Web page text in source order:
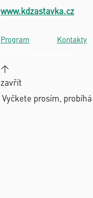
www.kdzastavka.cz
Program Kontakty
↑
zavřít
Vyčkete prosím,